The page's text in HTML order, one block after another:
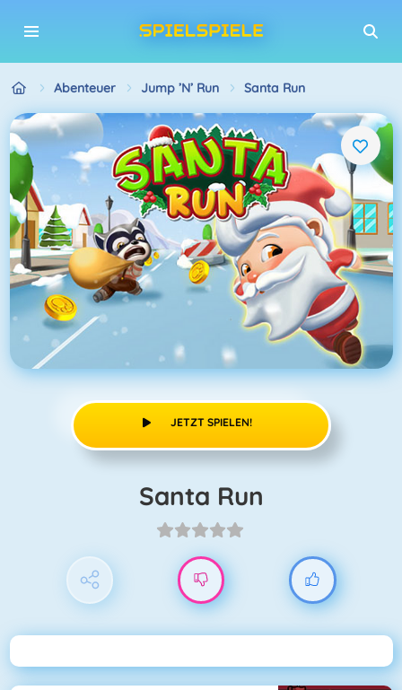
Abenteuer Jump ’n’ Run Santa Run
JETZT SPIELEN!
Santa Run